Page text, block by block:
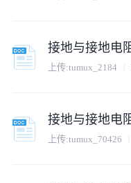
接地与接地电
上传:tumux_2184
接地与接地电
上传:tumux_70426